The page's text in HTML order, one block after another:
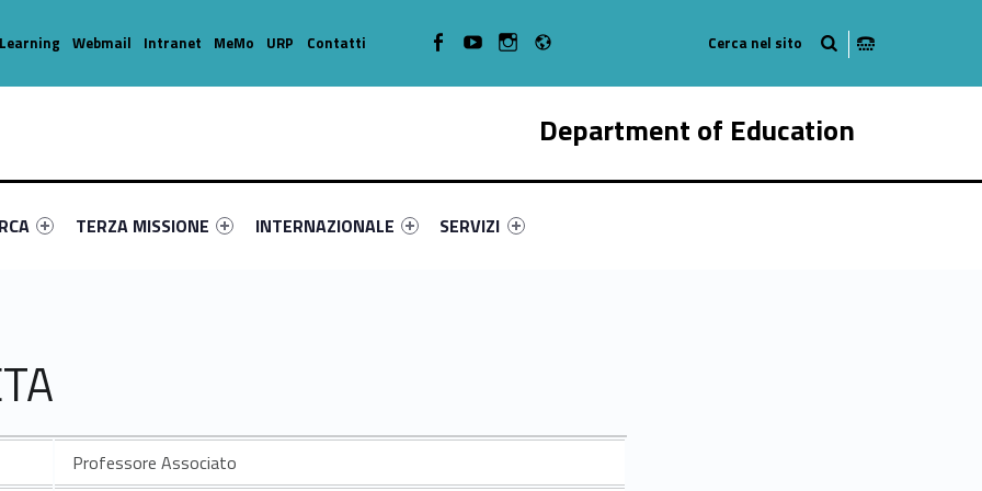
Department of Education
primary-52921-16
#link-menu-primary-47346-39
Link identifier #link-menu-primary-31717-49
TERZA MISSIONE
Link identifier #link-menu-primary-14683-55
INTERNAZIONALE
Link identifier #link-menu-primary-9171-62
SERVIZI
Webmail Intranet MeMo URP Contatti WebMan on FacebookWebMan on YoutubeWebMan on Instagram
Professore Associato